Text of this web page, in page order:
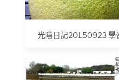
光陰日記20150923 學